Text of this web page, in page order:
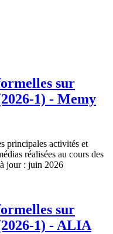
sur
1) - Memy
principales activités et
réalisées au cours des
jour : juin 2026
sur
1) - ALIA